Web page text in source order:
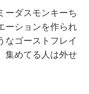
ーダスモンキーち
ーションを作られ
なゴーストフレイ
集めてる人は外せ